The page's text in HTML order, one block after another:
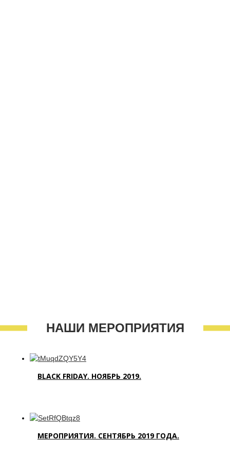
НАШИ МЕРОПРИЯТИЯ
BLACK FRIDAY. НОЯБРЬ 2019.
МЕРОПРИЯТИЯ. СЕНТЯБРЬ 2019 ГОДА.